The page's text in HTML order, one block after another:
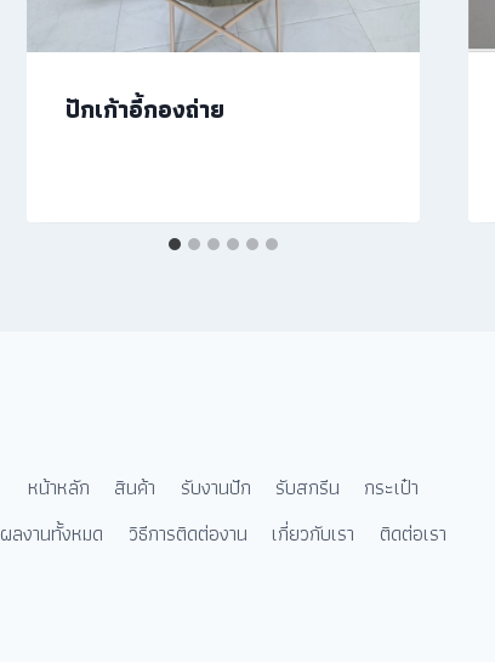
ปักเก้าอี้กองถ่าย
หน้าหลัก สินค้า รับงานปัก รับสกรีน
กระเป๋า
ผลงานทั้งหมด
วิธีการติดต่องาน เกี่ยวกับเรา ติดต่อเรา